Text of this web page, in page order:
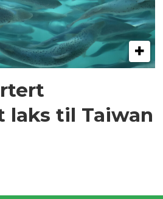
laks til Taiwan